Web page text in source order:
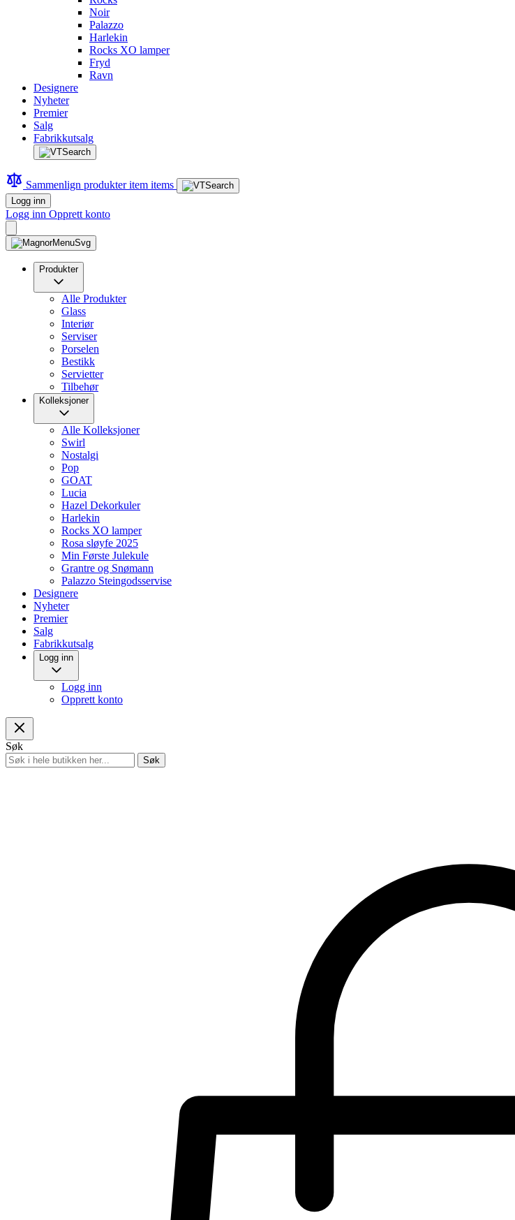
Noir
Palazzo
Harlekin
Rocks XO lamper
Fryd
Ravn
Designere
Nyheter
Premier
Salg
Fabrikkutsalg
Sammenlign produkteritem items
Logg inn
Logg inn Opprett konto
Produkter
Alle Produkter
Glass
Interiør
Serviser
Porselen
Bestikk
Servietter
Tilbehør
Kolleksjoner
Alle Kolleksjoner
Swirl
Nostalgi
Pop
GOAT
Lucia
Hazel Dekorkuler
Harlekin
Rocks XO lamper
Rosa sløyfe 2025
Min Første Julekule
Grantre og Snømann
Palazzo Steingodsservise
Designere
Nyheter
Premier
Salg
Fabrikkutsalg
Logg inn
Logg inn
Opprett konto
Søk
Søk